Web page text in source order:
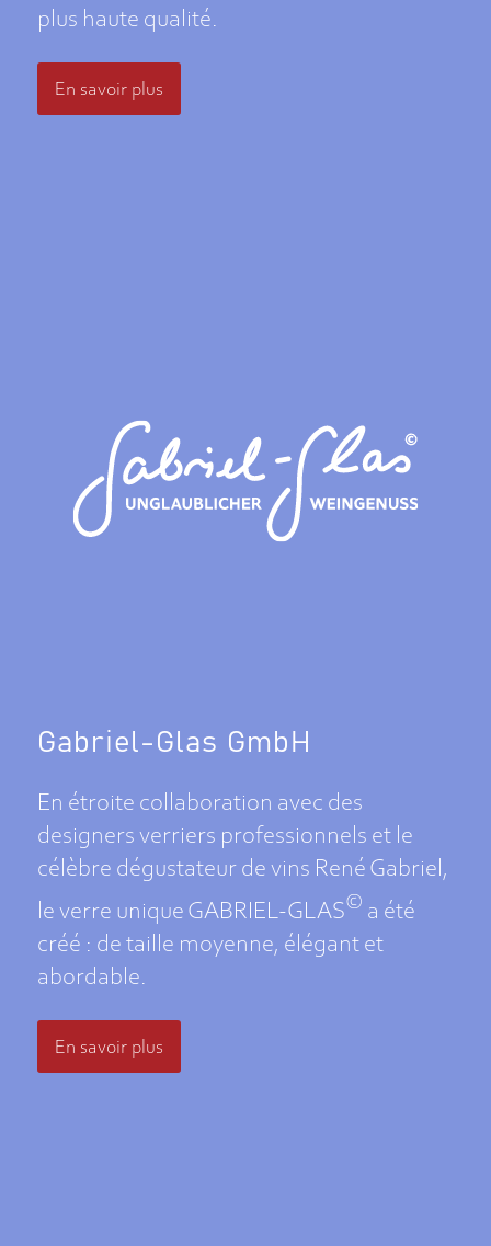
plus haute qualité.
En savoir plus
Gabriel-Glas GmbH
En étroite collaboration avec des
designers verriers professionnels et le
célèbre dégustateur de vins René Gabriel,
le verre unique GABRIEL-GLAS© a été
créé : de taille moyenne, élégant et
abordable.
En savoir plus